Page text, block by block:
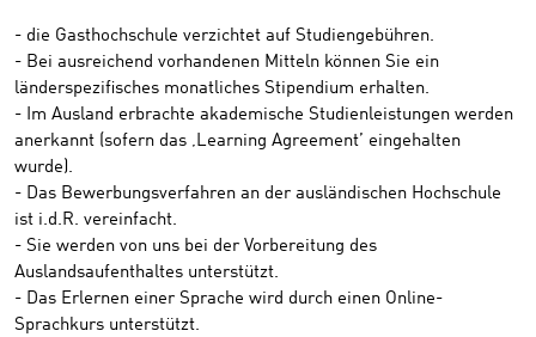
- die Gasthochschule verzichtet auf Studiengebühren.
- Bei ausreichend vorhandenen Mitteln können Sie ein
länderspezifisches monatliches Stipendium erhalten.
- Im Ausland erbrachte akademische Studienleistungen werden
anerkannt (sofern das ‚Learning Agreement’ eingehalten
wurde).
- Das Bewerbungsverfahren an der ausländischen Hochschule
ist i.d.R. vereinfacht.
- Sie werden von uns bei der Vorbereitung des
Auslandsaufenthaltes unterstützt.
- Das Erlernen einer Sprache wird durch einen Online-
Sprachkurs unterstützt.